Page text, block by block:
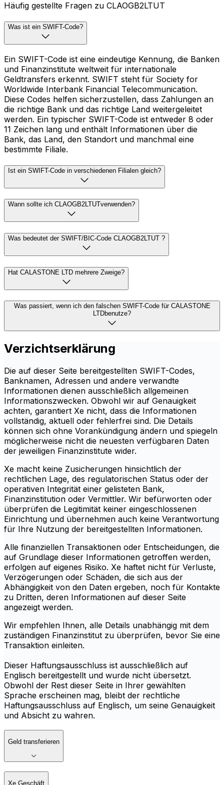
Häufig gestellte Fragen zu CLAOGB2LTUT
Was ist ein SWIFT-Code?
Ein SWIFT-Code ist eine eindeutige Kennung, die Banken
und Finanzinstitute weltweit für internationale
Geldtransfers erkennt. SWIFT steht für Society for
Worldwide Interbank Financial Telecommunication.
Diese Codes helfen sicherzustellen, dass Zahlungen an
die richtige Bank und das richtige Land weitergeleitet
werden. Ein typischer SWIFT-Code ist entweder 8 oder
11 Zeichen lang und enthält Informationen über die
Bank, das Land, den Standort und manchmal eine
bestimmte Filiale.
Ist ein SWIFT-Code in verschiedenen Filialen gleich?
Wann sollte ich CLAOGB2LTUTverwenden?
Was bedeutet der SWIFT/BIC-Code CLAOGB2LTUT ?
Hat CALASTONE LTD mehrere Zweige?
Was passiert, wenn ich den falschen SWIFT-Code für CALASTONE
LTDbenutze?
Verzichtserklärung
Die auf dieser Seite bereitgestellten SWIFT-Codes,
Banknamen, Adressen und andere verwandte
Informationen dienen ausschließlich allgemeinen
Informationszwecken. Obwohl wir auf Genauigkeit
achten, garantiert Xe nicht, dass die Informationen
vollständig, aktuell oder fehlerfrei sind. Die Details
können sich ohne Vorankündigung ändern und spiegeln
möglicherweise nicht die neuesten verfügbaren Daten
der jeweiligen Finanzinstitute wider.
Xe macht keine Zusicherungen hinsichtlich der
rechtlichen Lage, des regulatorischen Status oder der
operativen Integrität einer gelisteten Bank,
Finanzinstitution oder Vermittler. Wir befürworten oder
überprüfen die Legitimität keiner eingeschlossenen
Einrichtung und übernehmen auch keine Verantwortung
für Ihre Nutzung der bereitgestellten Informationen.
Alle finanziellen Transaktionen oder Entscheidungen, die
auf Grundlage dieser Informationen getroffen werden,
erfolgen auf eigenes Risiko. Xe haftet nicht für Verluste,
Verzögerungen oder Schäden, die sich aus der
Abhängigkeit von den Daten ergeben, noch für Kontakte
zu Dritten, deren Informationen auf dieser Seite
angezeigt werden.
Wir empfehlen Ihnen, alle Details unabhängig mit dem
zuständigen Finanzinstitut zu überprüfen, bevor Sie eine
Transaktion einleiten.
Dieser Haftungsausschluss ist ausschließlich auf
Englisch bereitgestellt und wurde nicht übersetzt.
Obwohl der Rest dieser Seite in Ihrer gewählten
Sprache erscheinen mag, bleibt der rechtliche
Haftungsausschluss auf Englisch, um seine Genauigkeit
und Absicht zu wahren.
Geld transferieren
Xe Geschäft